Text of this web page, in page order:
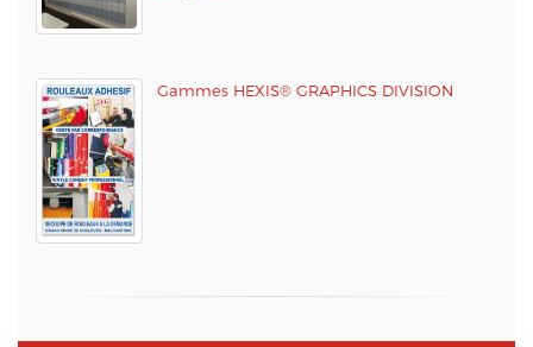
Gammes HEXIS® GRAPHICS DIVISION